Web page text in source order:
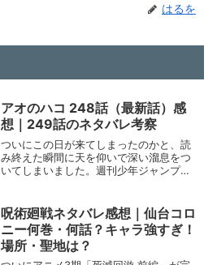
はるを
アオのハコ 248話（最新話）感
想｜249話のネタバレ考察
ついにこの日が来てしまったのかと、読
み終えた瞬間に天を仰いで深い溜息をつ
いてしまいました。週刊少年ジャンプで
にあったのではないかと思わせるほど、
美しく、そしてあまりに...
呪術廻戦ネタバレ感想｜仙台コロ
ニー何巻・何話？キャラ強すぎ！
場所・聖地は？